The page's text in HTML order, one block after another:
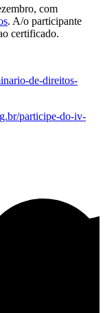
com
. A/o participante
certificado.
de-direitos-
participe-do-iv-